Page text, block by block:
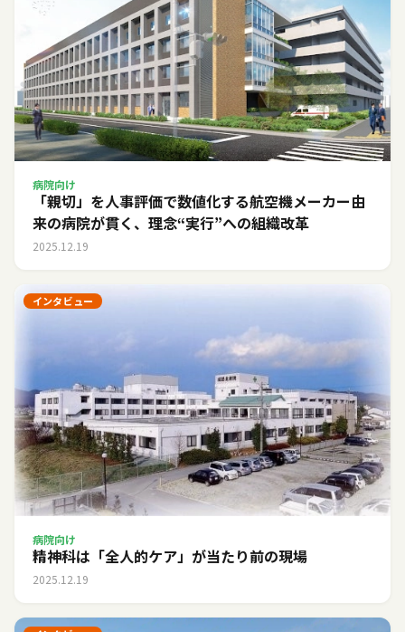
病院向け
「親切」を人事評価で数値化する――航空機メーカー由
来の病院が貫く、理念“実行”への組織改革
2025.12.19
インタビュー
病院向け
精神科は「全人的ケア」が当たり前の現場
2025.12.19